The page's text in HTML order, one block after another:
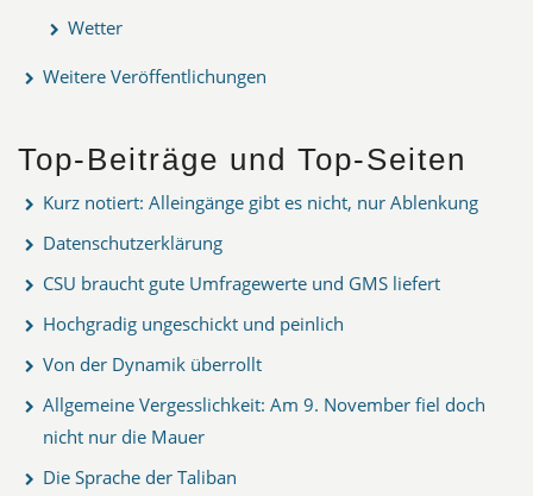
Wetter
Weitere Veröffentlichungen
Top-Beiträge und Top-Seiten
Kurz notiert: Alleingänge gibt es nicht, nur Ablenkung
Datenschutzerklärung
CSU braucht gute Umfragewerte und GMS liefert
Hochgradig ungeschickt und peinlich
Von der Dynamik überrollt
Allgemeine Vergesslichkeit: Am 9. November fiel doch
nicht nur die Mauer
Die Sprache der Taliban